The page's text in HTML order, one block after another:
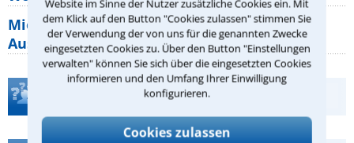
Website im Sinne der Nutzer zusätzliche Cookies ein. Mit
dem Klick auf den Button "Cookies zulassen" stimmen Sie
der Verwendung der von uns für die genannten Zwecke
eingesetzten Cookies zu. Über den Button "Einstellungen
verwalten" können Sie sich über die eingesetzten Cookies
informieren und den Umfang Ihrer Einwilligung
konfigurieren.
Cookies zulassen
Mietpreisbremse 2026: Alle Regeln,
Ausnahmen und Rechte für Mieter
Teste Dein Rechtswissen